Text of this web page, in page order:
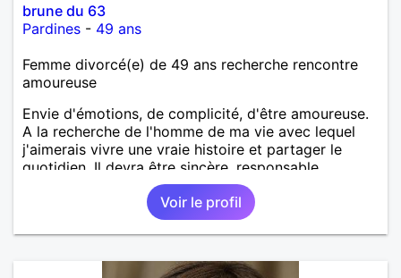
brune du 63
Pardines - 49 ans
Femme divorcé(e) de 49 ans recherche rencontre
amoureuse
Envie d'émotions, de complicité, d'être amoureuse.
A la recherche de l'homme de ma vie avec lequel
j'aimerais vivre une vraie histoire et partager le
quotidien. Il devra être sincère, responsable,
ambitieux, entreprenant, fort de caractère et avec le
sens de l'humour. Il saura me chouchouter et me
mettre en valeur, me donner son amour et attention.
Merci de m'avoir lu et à bientôt...
Voir le profil